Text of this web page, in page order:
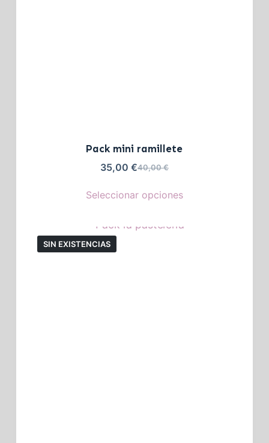
Pack mini ramillete
40,00€
35,00 €
Seleccionar opciones
SIN EXISTENCIAS